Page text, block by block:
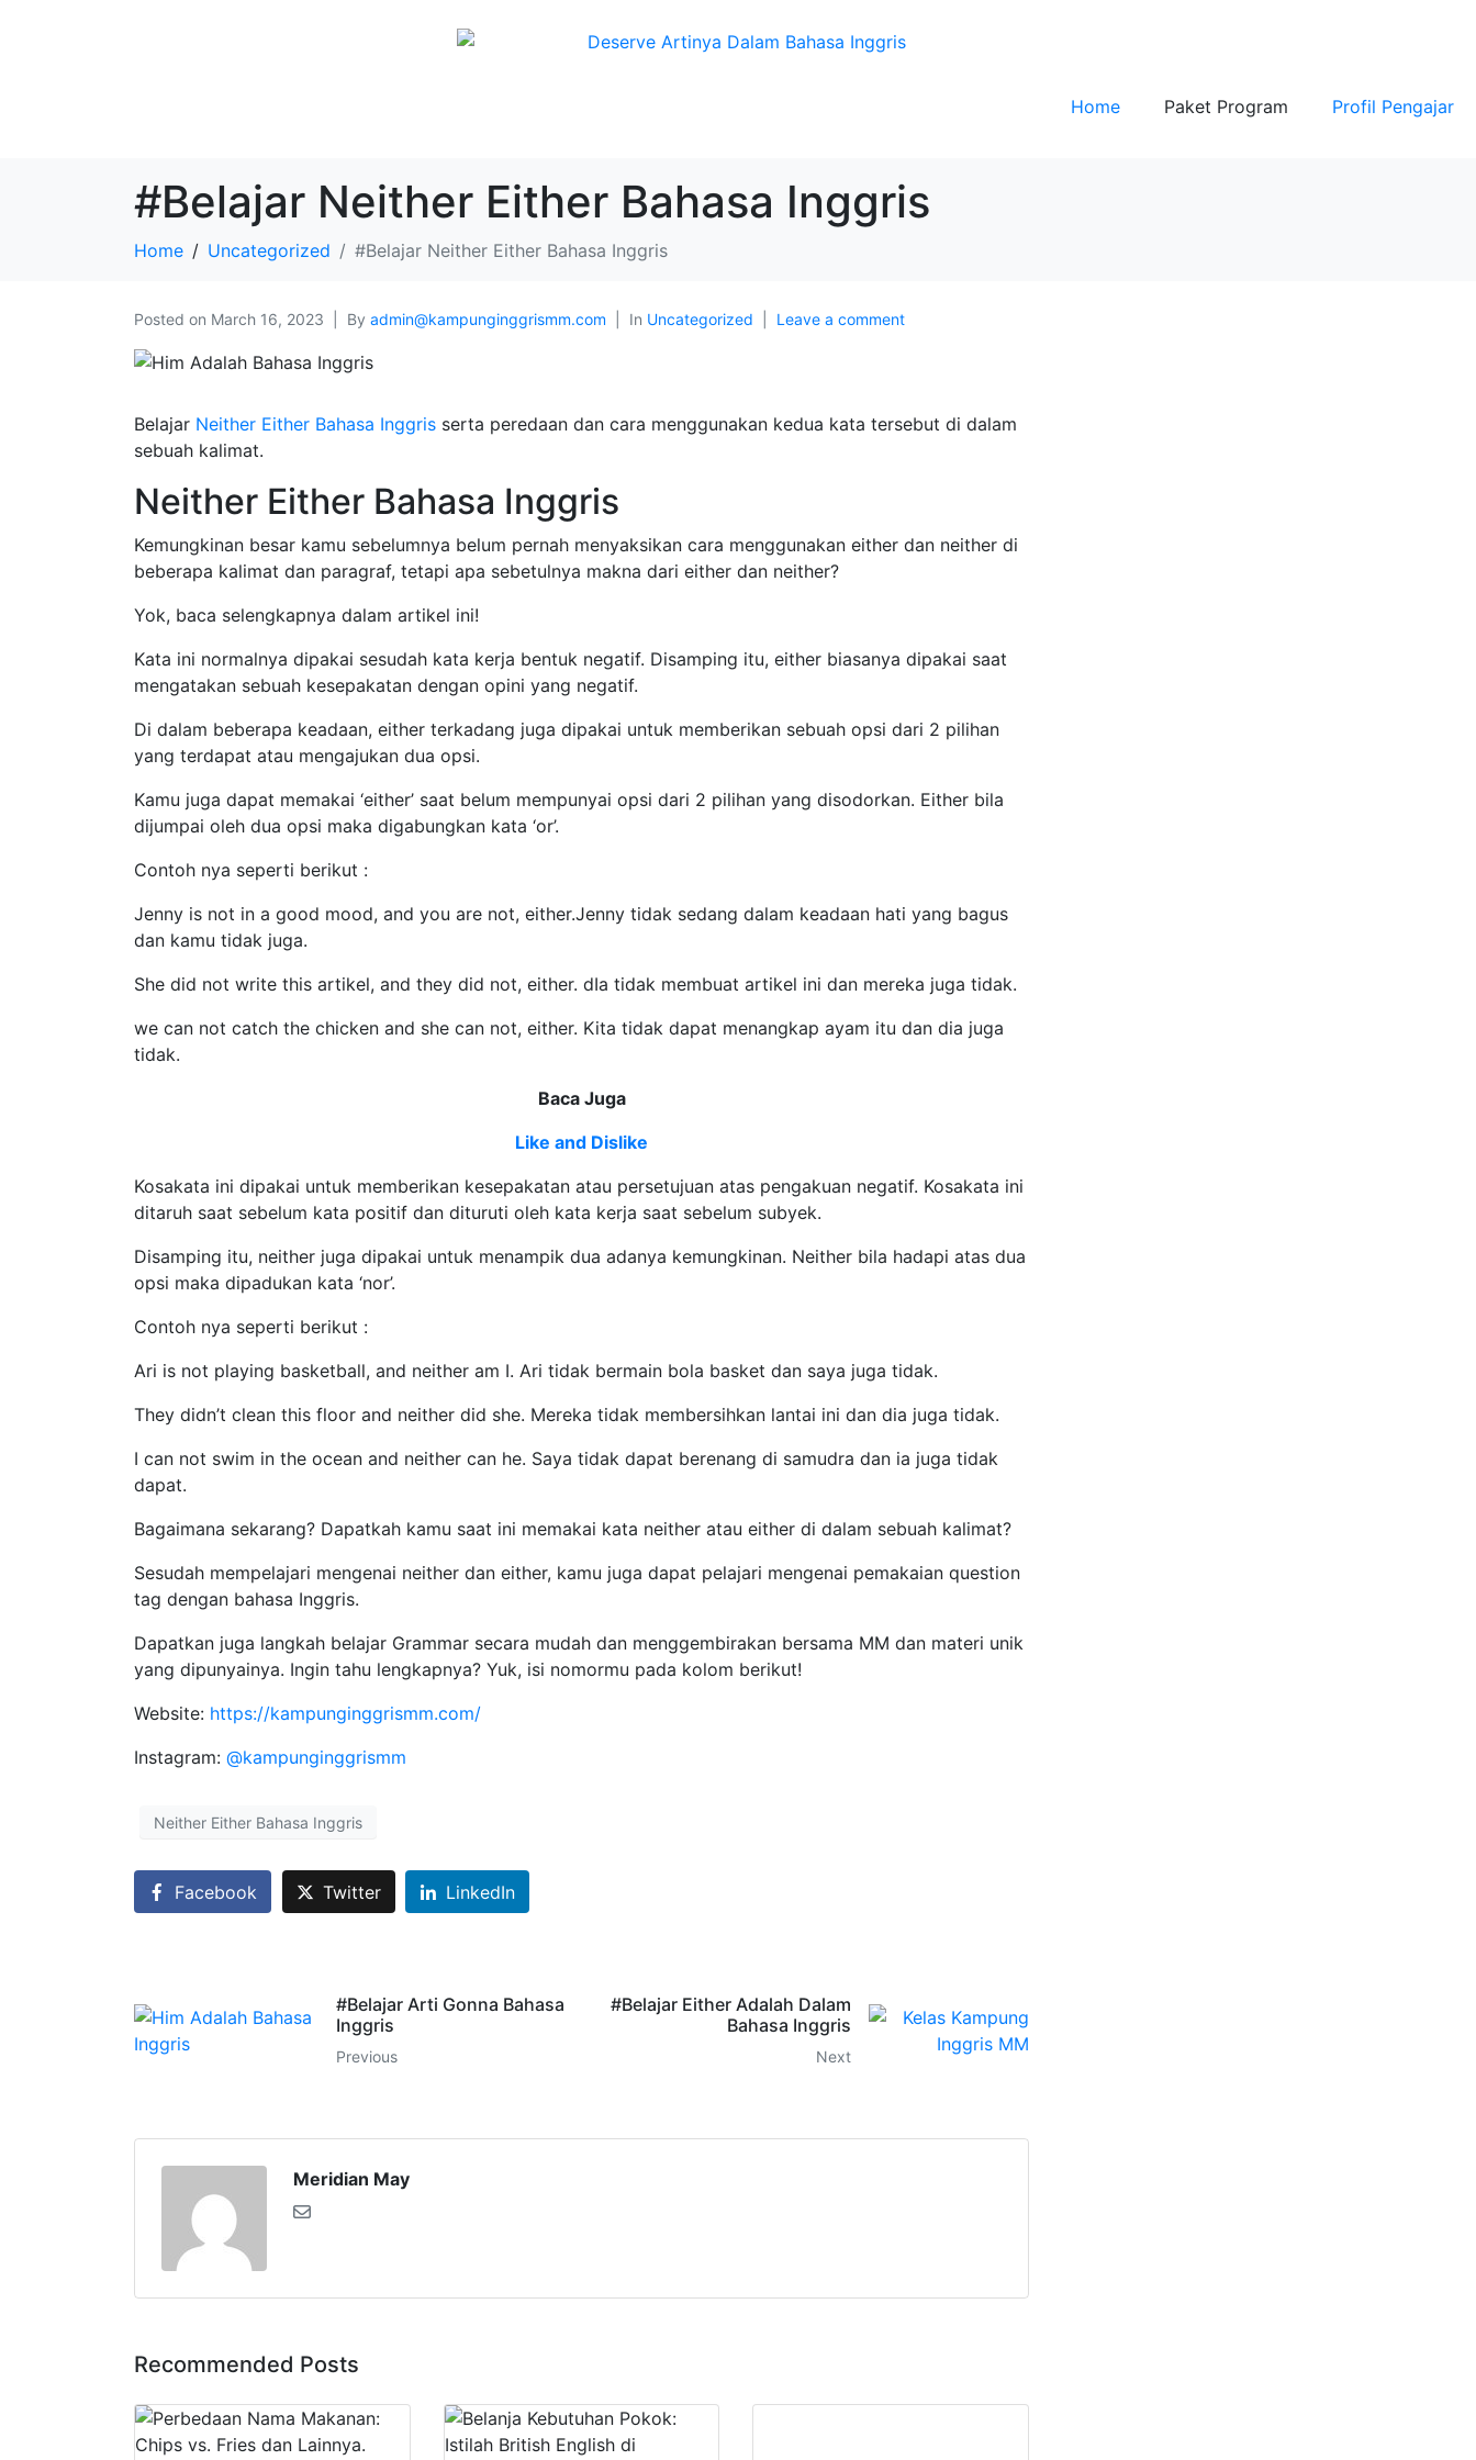
Home Paket Program Profil Pengajar
#Belajar Neither Either Bahasa Inggris
Home Uncategorized #Belajar Neither Either Bahasa Inggris
Posted on March 16, 2023 By admin@kampunginggrismm.com In Uncategorized Leave a comment
Belajar Neither Either Bahasa Inggris serta peredaan dan cara menggunakan kedua kata tersebut di dalam
sebuah kalimat.
Neither Either Bahasa Inggris
Kemungkinan besar kamu sebelumnya belum pernah menyaksikan cara menggunakan either dan neither di
beberapa kalimat dan paragraf, tetapi apa sebetulnya makna dari either dan neither?
Yok, baca selengkapnya dalam artikel ini!
Kata ini normalnya dipakai sesudah kata kerja bentuk negatif. Disamping itu, either biasanya dipakai saat
mengatakan sebuah kesepakatan dengan opini yang negatif.
Di dalam beberapa keadaan, either terkadang juga dipakai untuk memberikan sebuah opsi dari 2 pilihan
yang terdapat atau mengajukan dua opsi.
Kamu juga dapat memakai ‘either’ saat belum mempunyai opsi dari 2 pilihan yang disodorkan. Either bila
dijumpai oleh dua opsi maka digabungkan kata ‘or’.
Contoh nya seperti berikut :
Jenny is not in a good mood, and you are not, either.Jenny tidak sedang dalam keadaan hati yang bagus
dan kamu tidak juga.
She did not write this artikel, and they did not, either. dIa tidak membuat artikel ini dan mereka juga tidak.
we can not catch the chicken and she can not, either. Kita tidak dapat menangkap ayam itu dan dia juga
tidak.
Baca Juga
Like and Dislike
Kosakata ini dipakai untuk memberikan kesepakatan atau persetujuan atas pengakuan negatif. Kosakata ini
ditaruh saat sebelum kata positif dan dituruti oleh kata kerja saat sebelum subyek.
Disamping itu, neither juga dipakai untuk menampik dua adanya kemungkinan. Neither bila hadapi atas dua
opsi maka dipadukan kata ‘nor’.
Contoh nya seperti berikut :
Ari is not playing basketball, and neither am I. Ari tidak bermain bola basket dan saya juga tidak.
They didn’t clean this floor and neither did she. Mereka tidak membersihkan lantai ini dan dia juga tidak.
I can not swim in the ocean and neither can he. Saya tidak dapat berenang di samudra dan ia juga tidak
dapat.
Bagaimana sekarang? Dapatkah kamu saat ini memakai kata neither atau either di dalam sebuah kalimat?
Sesudah mempelajari mengenai neither dan either, kamu juga dapat pelajari mengenai pemakaian question
tag dengan bahasa Inggris.
Dapatkan juga langkah belajar Grammar secara mudah dan menggembirakan bersama MM dan materi unik
yang dipunyainya. Ingin tahu lengkapnya? Yuk, isi nomormu pada kolom berikut!
Website: https://kampunginggrismm.com/
Instagram: @kampunginggrismm
Neither Either Bahasa Inggris
Facebook Twitter LinkedIn
#Belajar Arti Gonna Bahasa
Inggris
Previous
#Belajar Either Adalah Dalam
Bahasa Inggris
Next
Meridian May
Recommended Posts